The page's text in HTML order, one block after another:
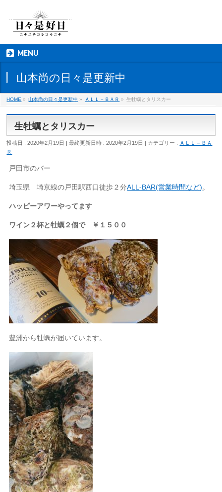
MENU
山本尚の日々是更新中
HOME » 山本尚の日々是更新中 » ＡＬＬ－ＢＡＲ » 生牡蠣とタリスカー
生牡蠣とタリスカー
投稿日 : 2020年2月19日 最終更新日時 : 2020年2月19日 カテゴリー : ＡＬＬ－ＢＡ
Ｒ
戸田市のバー
埼玉県 埼京線の戸田駅西口徒歩２分ALL-BAR(営業時間など)。
ハッピーアワーやってます
ワイン２杯と牡蠣２個で ￥１５００
豊洲から牡蠣が届いています。